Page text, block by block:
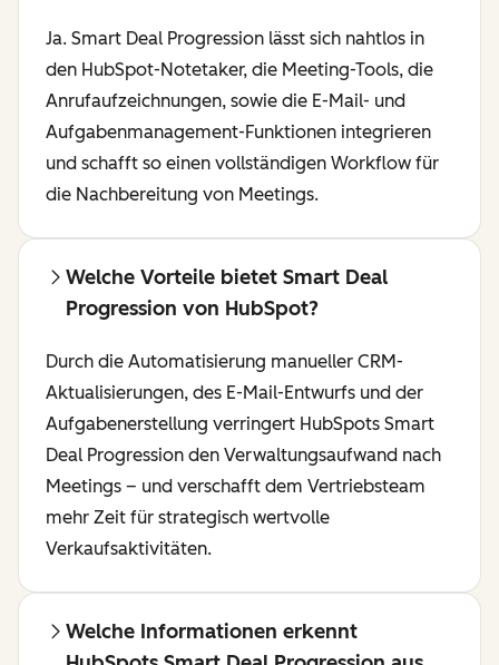
Ja. Smart Deal Progression lässt sich nahtlos in
den HubSpot-Notetaker, die Meeting-Tools, die
Anrufaufzeichnungen, sowie die E-Mail- und
Aufgabenmanagement-Funktionen integrieren
und schafft so einen vollständigen Workflow für
die Nachbereitung von Meetings.
Welche Vorteile bietet Smart Deal
Progression von HubSpot?
Durch die Automatisierung manueller CRM-
Aktualisierungen, des E-Mail-Entwurfs und der
Aufgabenerstellung verringert HubSpots Smart
Deal Progression den Verwaltungsaufwand nach
Meetings – und verschafft dem Vertriebsteam
mehr Zeit für strategisch wertvolle
Verkaufsaktivitäten.
Welche Informationen erkennt